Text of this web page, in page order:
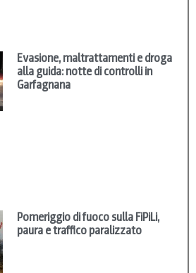
Evasione, maltrattamenti e droga
alla guida: notte di controlli in
Garfagnana
Pomeriggio di fuoco sulla FiPiLi,
paura e traffico paralizzato